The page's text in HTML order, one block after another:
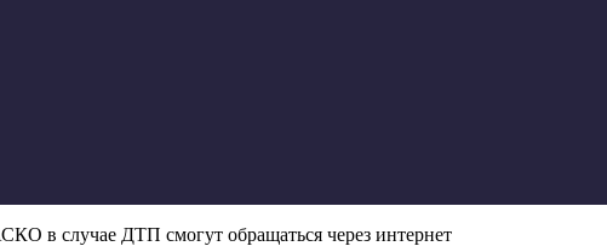
в случае ДТП смогут обращаться через интернет